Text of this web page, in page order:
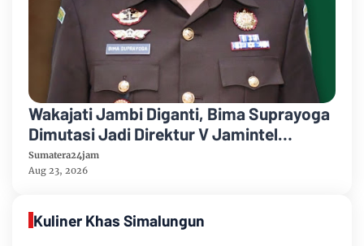
Wakajati Jambi Diganti, Bima Suprayoga
Dimutasi Jadi Direktur V Jamintel
Kejagung RI
Sumatera24jam
Aug 23, 2026
Kuliner Khas Simalungun